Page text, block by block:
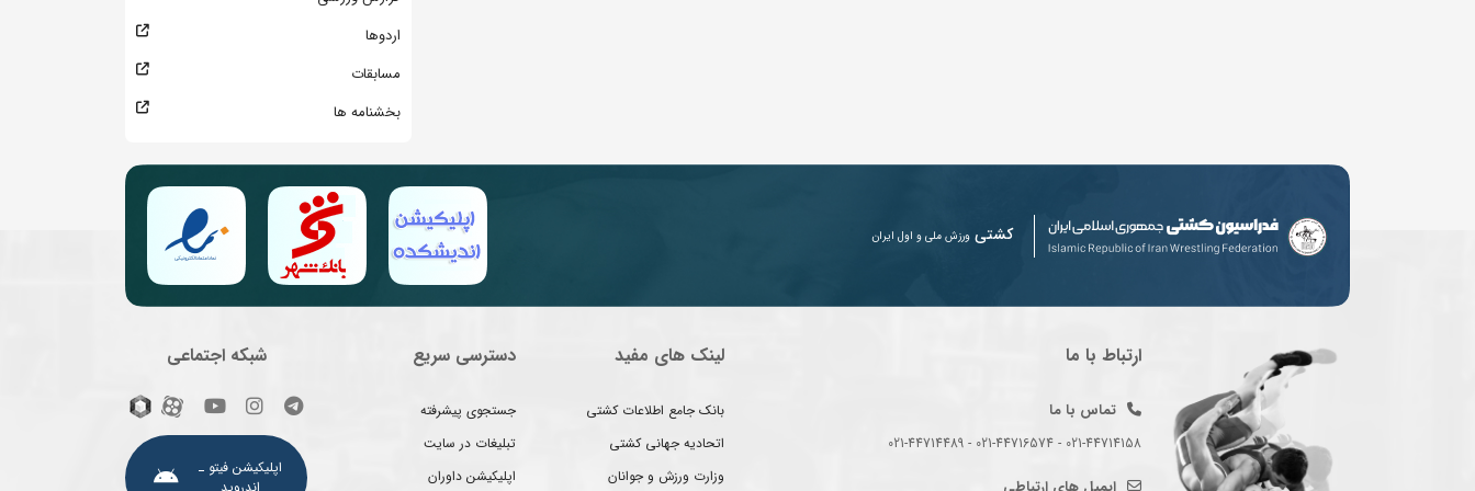
اردوها
مسابقات
بخشنامه ها
کشتی ورزش ملی و اول ایران
ارتباط با ما
تماس با ما
021-44714158 - 021-44716574 - 021-44714489
لینک های مفید
بانک جامع اطلاعات کشتی
اتحادیه جهانی کشتی
وزارت ورزش و جوانان
دسترسی سریع
جستجوی پیشرفته
تبلیغات در سایت
اپلیکیشن داوران
شبکه اجتماعی
اپلیکیشن فیتو ـ